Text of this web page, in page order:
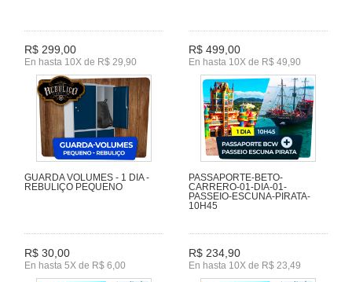
R$ 299,00
En hasta 10X de R$ 29,90
R$ 499,00
En hasta 10X de R$ 49,90
GUARDA VOLUMES - 1 DIA -
REBULIÇO PEQUENO
R$ 30,00
En hasta 5X de R$ 6,00
PASSAPORTE-BETO-
CARRERO-01-DIA-01-
PASSEIO-ESCUNA-PIRATA-
10H45
R$ 234,90
En hasta 10X de R$ 23,49